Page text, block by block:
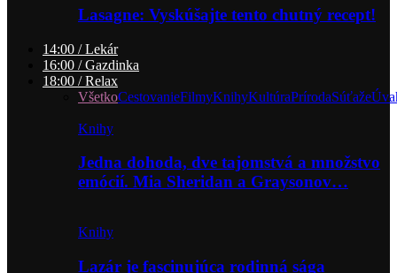
Lasagne: Vyskúšajte tento chutný recept!
14:00 / Lekár
16:00 / Gazdinka
18:00 / Relax
VšetkoCestovanieFilmyKnihyKultúraPrírodaSúťaže
Knihy
Jedna dohoda, dve tajomstvá a množstvo
emócií. Mia Sheridan a Graysonov…
Knihy
Lazár je fascinujúca rodinná sága